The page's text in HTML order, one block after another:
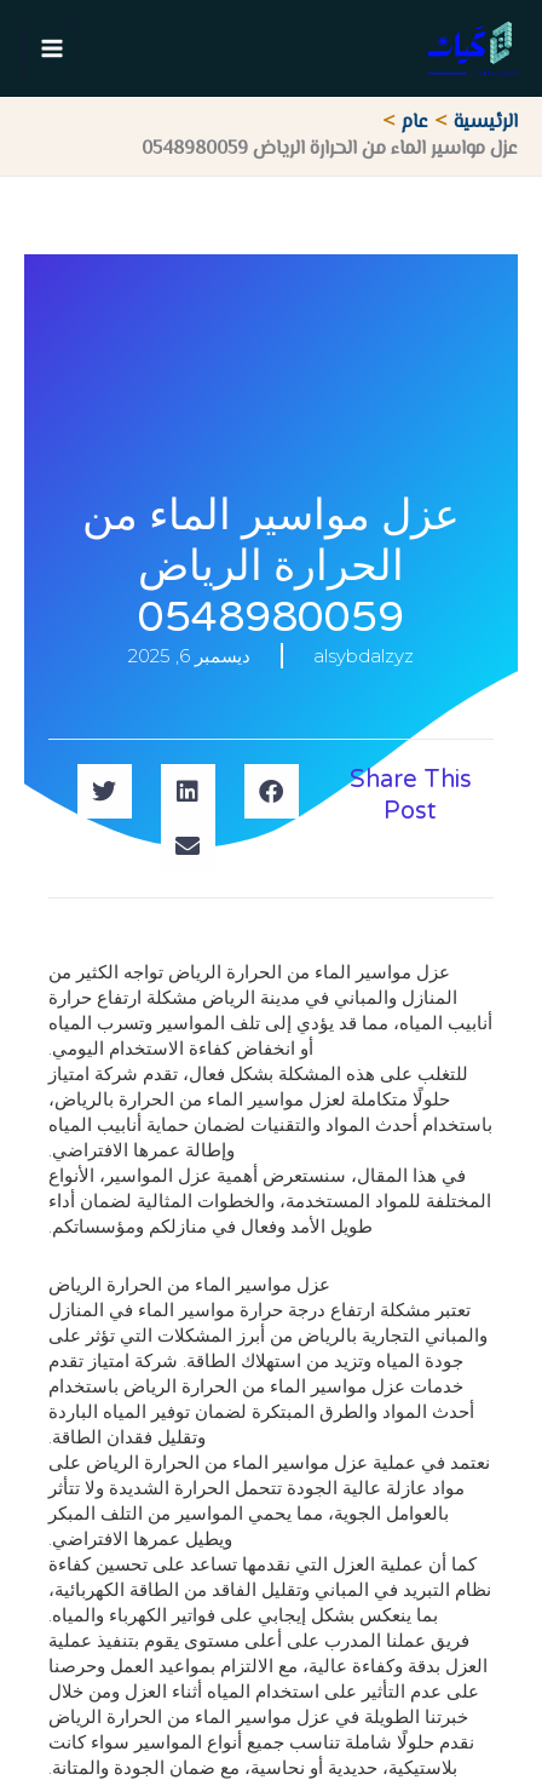
تخطي
المحتوى
الرئيسية
عام
عزل مواسير الماء من الحرارة الرياض 0548980059
عزل مواسير الماء من
الحرارة الرياض
0548980059
alsybdalzyz ديسمبر 6, 2025
Share This
Post
عزل مواسير الماء من الحرارة الرياض تواجه الكثير من
المنازل والمباني في مدينة الرياض مشكلة ارتفاع حرارة
أنابيب المياه، مما قد يؤدي إلى تلف المواسير وتسرب المياه
أو انخفاض كفاءة الاستخدام اليومي.
للتغلب على هذه المشكلة بشكل فعال، تقدم شركة امتياز
حلولًا متكاملة لعزل مواسير الماء من الحرارة بالرياض،
باستخدام أحدث المواد والتقنيات لضمان حماية أنابيب المياه
وإطالة عمرها الافتراضي.
في هذا المقال، سنستعرض أهمية عزل المواسير، الأنواع
المختلفة للمواد المستخدمة، والخطوات المثالية لضمان أداء
طويل الأمد وفعال في منازلكم ومؤسساتكم.
عزل مواسير الماء من الحرارة الرياض
تعتبر مشكلة ارتفاع درجة حرارة مواسير الماء في المنازل
والمباني التجارية بالرياض من أبرز المشكلات التي تؤثر على
جودة المياه وتزيد من استهلاك الطاقة. شركة امتياز تقدم
خدمات عزل مواسير الماء من الحرارة الرياض باستخدام
أحدث المواد والطرق المبتكرة لضمان توفير المياه الباردة
وتقليل فقدان الطاقة.
نعتمد في عملية عزل مواسير الماء من الحرارة الرياض على
مواد عازلة عالية الجودة تتحمل الحرارة الشديدة ولا تتأثر
بالعوامل الجوية، مما يحمي المواسير من التلف المبكر
ويطيل عمرها الافتراضي.
كما أن عملية العزل التي نقدمها تساعد على تحسين كفاءة
نظام التبريد في المباني وتقليل الفاقد من الطاقة الكهربائية،
بما ينعكس بشكل إيجابي على فواتير الكهرباء والمياه.
فريق عملنا المدرب على أعلى مستوى يقوم بتنفيذ عملية
العزل بدقة وكفاءة عالية، مع الالتزام بمواعيد العمل وحرصنا
على عدم التأثير على استخدام المياه أثناء العزل ومن خلال
خبرتنا الطويلة في عزل مواسير الماء من الحرارة الرياض
نقدم حلولًا شاملة تناسب جميع أنواع المواسير سواء كانت
بلاستيكية، حديدية أو نحاسية، مع ضمان الجودة والمتانة.